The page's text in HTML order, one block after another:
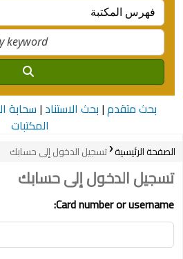
بحث متقدم بحث الاستناد سحابة
المكتبات
الصفحة الرئيسية تسجيل الدخول إلى حسابك
تسجيل الدخول إلى حسابك
Card number or username: